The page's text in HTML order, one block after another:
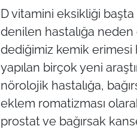
D vitamini eksikliği
denilen hastalığa
dediğimiz kemik erimesi
yapılan birçok yeni
nörolojik hastalığa,
eklem romatizması
prostat ve bağırsak